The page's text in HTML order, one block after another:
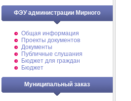
ФЭУ администрации Мирного
Общая информация
Проекты документов
Документы
Публичные слушания
Бюджет для граждан
Бюджет
Муниципальный заказ